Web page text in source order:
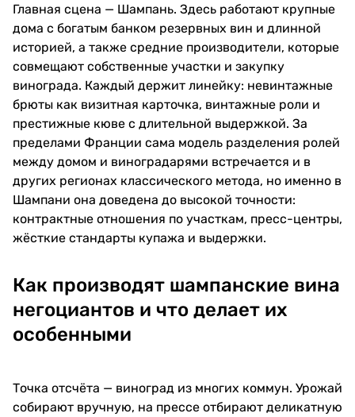
Главная сцена — Шампань. Здесь работают крупные
дома с богатым банком резервных вин и длинной
историей, а также средние производители, которые
совмещают собственные участки и закупку
винограда. Каждый держит линейку: невинтажные
брюты как визитная карточка, винтажные роли и
престижные кюве с длительной выдержкой. За
пределами Франции сама модель разделения ролей
между домом и виноградарями встречается и в
других регионах классического метода, но именно в
Шампани она доведена до высокой точности:
контрактные отношения по участкам, пресс-центры,
жёсткие стандарты купажа и выдержки.
Как производят шампанские вина
негоциантов и что делает их
особенными
Точка отсчёта — виноград из многих коммун. Урожай
собирают вручную, на прессе отбирают деликатную